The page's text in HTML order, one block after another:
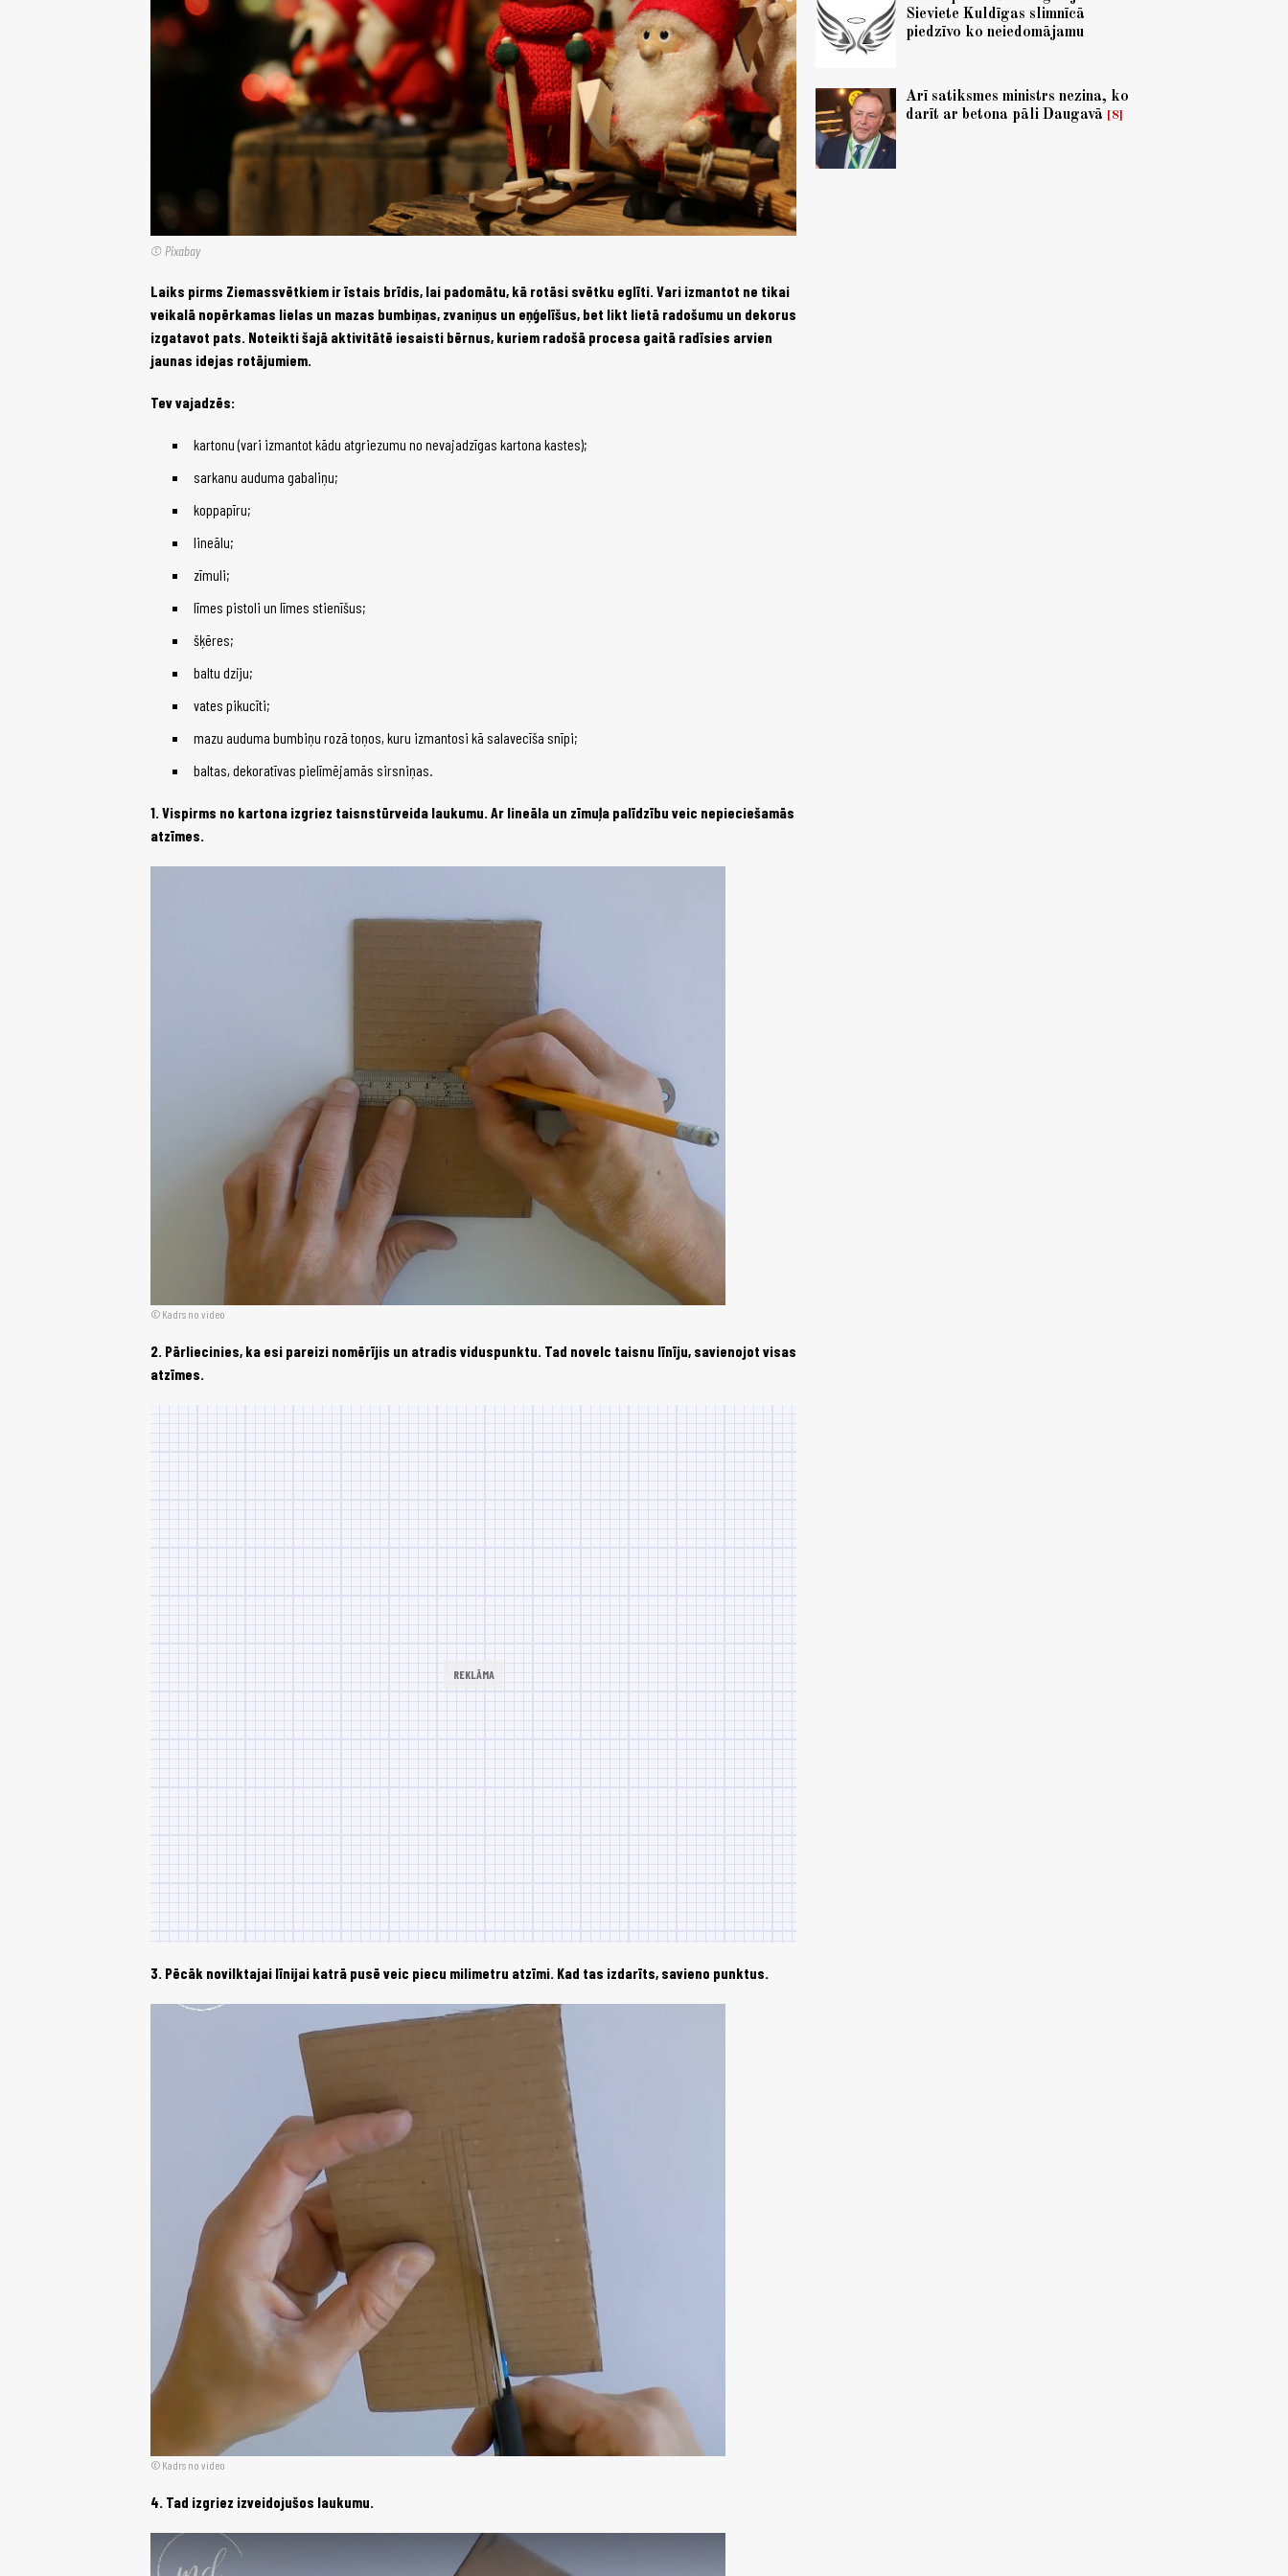
© Pixabay
Laiks pirms Ziemassvētkiem ir īstais brīdis, lai padomātu, kā rotāsi svētku eglīti. Vari izmantot ne tikai
veikalā nopērkamas lielas un mazas bumbiņas, zvaniņus un eņģelīšus, bet likt lietā radošumu un dekorus
izgatavot pats. Noteikti šajā aktivitātē iesaisti bērnus, kuriem radošā procesa gaitā radīsies arvien
jaunas idejas rotājumiem.
Tev vajadzēs:
kartonu (vari izmantot kādu atgriezumu no nevajadzīgas kartona kastes);
sarkanu auduma gabaliņu;
koppapīru;
lineālu;
zīmuli;
līmes pistoli un līmes stienīšus;
šķēres;
baltu dziju;
vates pikucīti;
mazu auduma bumbiņu rozā toņos, kuru izmantosi kā salavecīša snīpi;
baltas, dekoratīvas pielīmējamās sirsniņas.
1. Vispirms no kartona izgriez taisnstūrveida laukumu. Ar lineāla un zīmuļa palīdzību veic nepieciešamās
atzīmes.
Kadrs no video
2. Pārliecinies, ka esi pareizi nomērījis un atradis viduspunktu. Tad novelc taisnu līnīju, savienojot visas
atzīmes.
3. Pēcāk novilktajai līnijai katrā pusē veic piecu milimetru atzīmi. Kad tas izdarīts, savieno punktus.
Kadrs no video
4. Tad izgriez izveidojušos laukumu.
Sieviete Kuldīgas slimnīcā
piedzīvo ko neiedomājamu
Arī satiksmes ministrs nezina, ko
darīt ar betona pāli Daugavā
8